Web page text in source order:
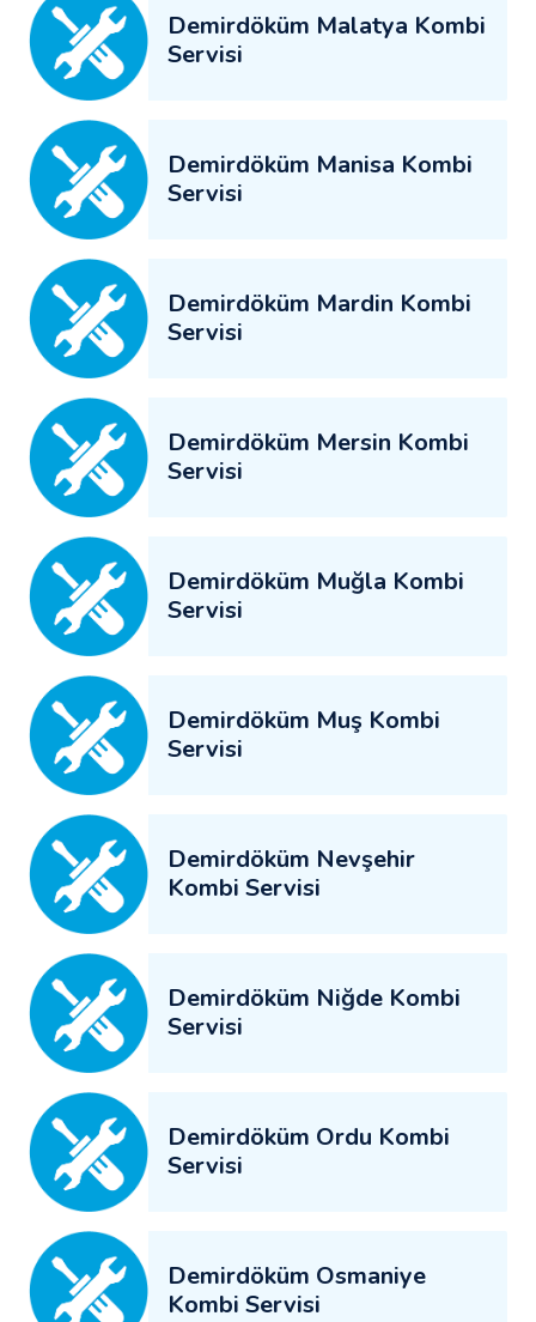
Demirdöküm Malatya Kombi
Servisi
Demirdöküm Manisa Kombi
Servisi
Demirdöküm Mardin Kombi
Servisi
Demirdöküm Mersin Kombi
Servisi
Demirdöküm Muğla Kombi
Servisi
Demirdöküm Muş Kombi
Servisi
Demirdöküm Nevşehir
Kombi Servisi
Demirdöküm Niğde Kombi
Servisi
Demirdöküm Ordu Kombi
Servisi
Demirdöküm Osmaniye
Kombi Servisi